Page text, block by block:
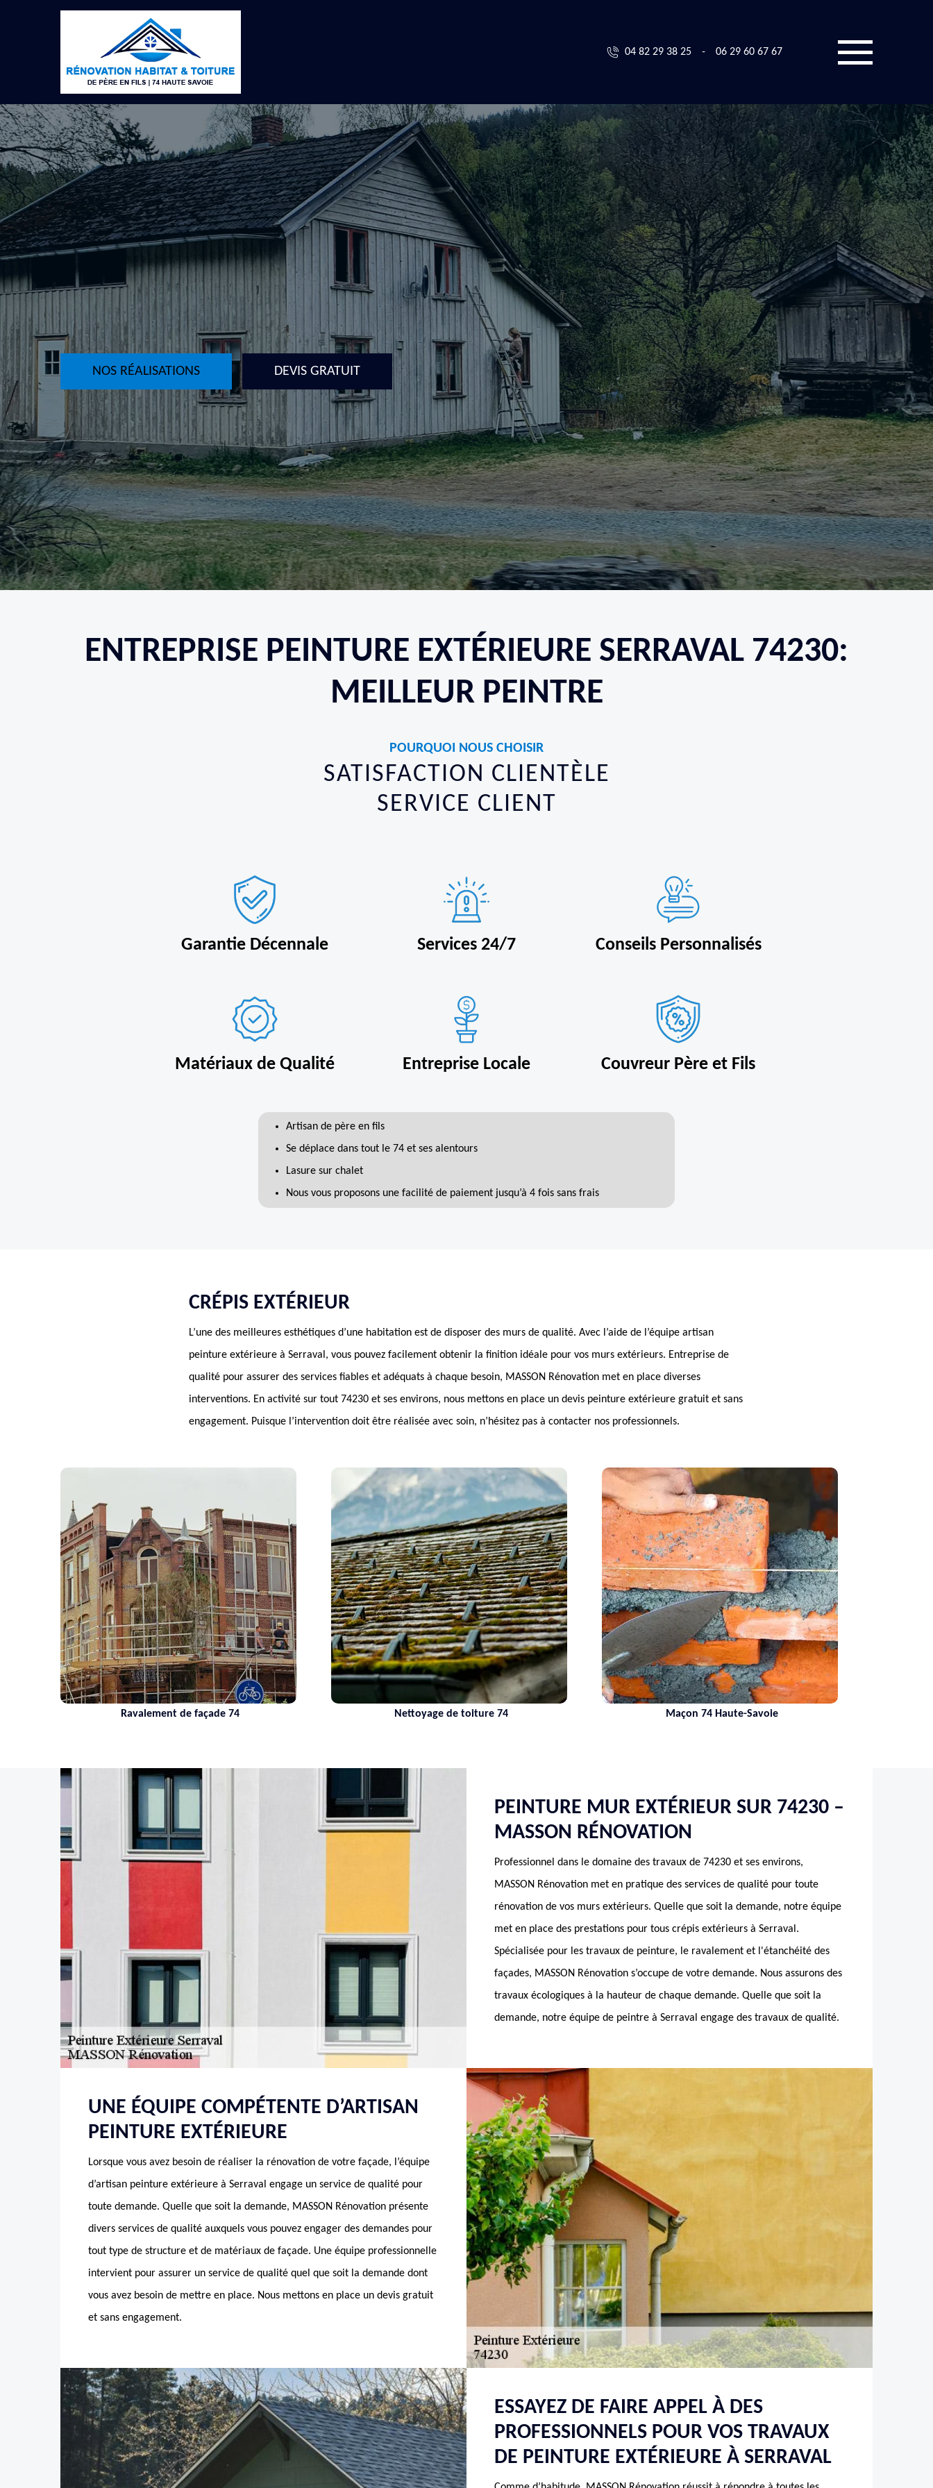
04 82 29 38 25 - 06 29 60 67 67
NOS RÉALISATIONS DEVIS GRATUIT
ENTREPRISE PEINTURE EXTÉRIEURE SERRAVAL 74230:
MEILLEUR PEINTRE
POURQUOI NOUS CHOISIR
SATISFACTION CLIENTÈLE
SERVICE CLIENT
Garantie Décennale Services 24/7 Conseils Personnalisés
Matériaux de Qualité Entreprise Locale Couvreur Père et Fils
Artisan de père en fils
Se déplace dans tout le 74 et ses alentours
Lasure sur chalet
Nous vous proposons une facilité de paiement jusqu’à 4 fois sans frais
CRÉPIS EXTÉRIEUR
L’une des meilleures esthétiques d’une habitation est de disposer des murs de qualité. Avec l’aide de l’équipe artisan
peinture extérieure à Serraval, vous pouvez facilement obtenir la finition idéale pour vos murs extérieurs. Entreprise de
qualité pour assurer des services fiables et adéquats à chaque besoin, MASSON Rénovation met en place diverses
interventions. En activité sur tout 74230 et ses environs, nous mettons en place un devis peinture extérieure gratuit et sans
engagement. Puisque l’intervention doit être réalisée avec soin, n’hésitez pas à contacter nos professionnels.
Ravalement de façade 74 Nettoyage de toiture 74 Maçon 74 Haute-Savoie
PEINTURE MUR EXTÉRIEUR SUR 74230 –
MASSON RÉNOVATION
Professionnel dans le domaine des travaux de 74230 et ses environs,
MASSON Rénovation met en pratique des services de qualité pour toute
rénovation de vos murs extérieurs. Quelle que soit la demande, notre équipe
met en place des prestations pour tous crépis extérieurs à Serraval.
Spécialisée pour les travaux de peinture, le ravalement et l'étanchéité des
façades, MASSON Rénovation s’occupe de votre demande. Nous assurons des
travaux écologiques à la hauteur de chaque demande. Quelle que soit la
demande, notre équipe de peintre à Serraval engage des travaux de qualité.
UNE ÉQUIPE COMPÉTENTE D’ARTISAN
PEINTURE EXTÉRIEURE
Lorsque vous avez besoin de réaliser la rénovation de votre façade, l’équipe
d’artisan peinture extérieure à Serraval engage un service de qualité pour
toute demande. Quelle que soit la demande, MASSON Rénovation présente
divers services de qualité auxquels vous pouvez engager des demandes pour
tout type de structure et de matériaux de façade. Une équipe professionnelle
intervient pour assurer un service de qualité quel que soit la demande dont
vous avez besoin de mettre en place. Nous mettons en place un devis gratuit
et sans engagement.
ESSAYEZ DE FAIRE APPEL À DES
PROFESSIONNELS POUR VOS TRAVAUX
DE PEINTURE EXTÉRIEURE À SERRAVAL